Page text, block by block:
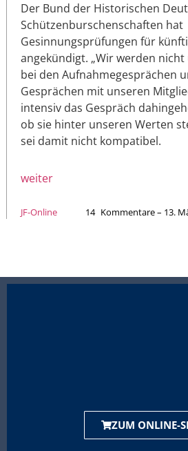
Der Bund der Historischen
Schützenburschenschaften hat
Gesinnungsprüfungen für
angekündigt. „Wir werden
bei den Aufnahmegesprächen
Gesprächen mit unseren
intensiv das Gespräch
ob sie hinter unseren Werten
sei damit nicht kompatibel.
weiter
JF-Online 14 Kommentare – 13.
ZUM ONLINE-